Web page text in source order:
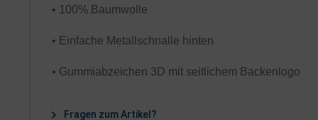
• 100% Baumwolle
• Einfache Metallschnalle hinten
• Gummiabzeichen 3D mit seitlichem Backenlogo
Fragen zum Artikel?